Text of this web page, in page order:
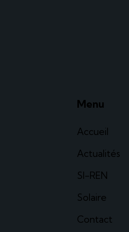
Menu
Accueil
Actualités
SI-REN
Solaire
Contact
des cookies GDPR